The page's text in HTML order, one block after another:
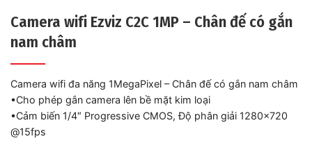
Camera wifi Ezviz C2C 1MP – Chân đế có gắn
nam châm
Camera wifi đa năng 1MegaPixel – Chân đế có gắn nam châm
•Cho phép gắn camera lên bề mặt kim loại
•Cảm biến 1/4″ Progressive CMOS, Độ phân giải 1280×720
@15fps